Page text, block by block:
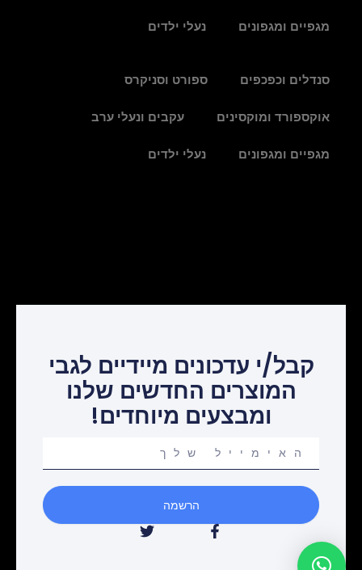
מגפיים ומגפונים נעלי ילדים
סנדלים וכפכפים ספורט וסניקרס
אוקספורד ומוקסינים עקבים ונעלי ערב
מגפיים ומגפונים נעלי ילדים
קבל/י עדכונים מיידיים לגבי
המוצרים החדשים שלנו
ומבצעים מיוחדים!
email
הרשמה
F
T